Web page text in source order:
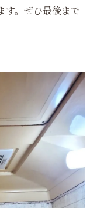
す。ぜひ最後まで